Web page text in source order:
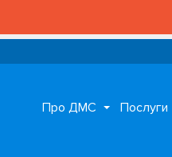
Про ДМС Послуги